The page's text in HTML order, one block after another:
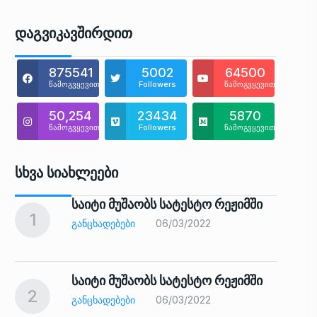
Დაგვიკავშირდით
875541
წამოგვყევით
5002
Followers
64500
წამოგვყევით
50,254
წამოგვყევით
23434
Followers
5870
წამოგვყევით
Სხვა Სიახლეები
1
საიტი მუშაობს სატესტო რეჟიმში
ᲒᲐᲜᲪᲮᲐᲓᲔᲑᲔᲑᲘ 06/03/2022
2
საიტი მუშაობს სატესტო რეჟიმში
ᲒᲐᲜᲪᲮᲐᲓᲔᲑᲔᲑᲘ 06/03/2022